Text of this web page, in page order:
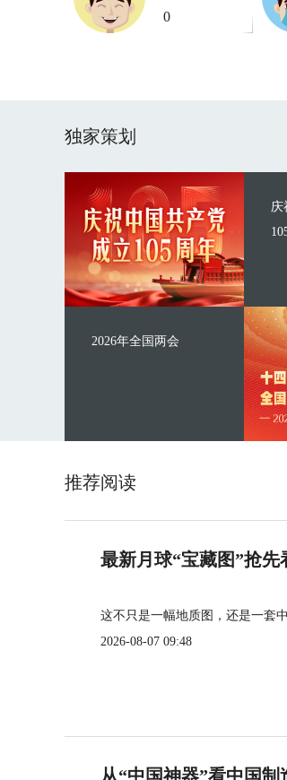
0
独家策划
庆
2026年全国两会
推荐阅读
最新月球“宝藏图”抢先
这不只是一幅地质图，还是一套
2026-08-07 09:48
从“中国神器”看中国制